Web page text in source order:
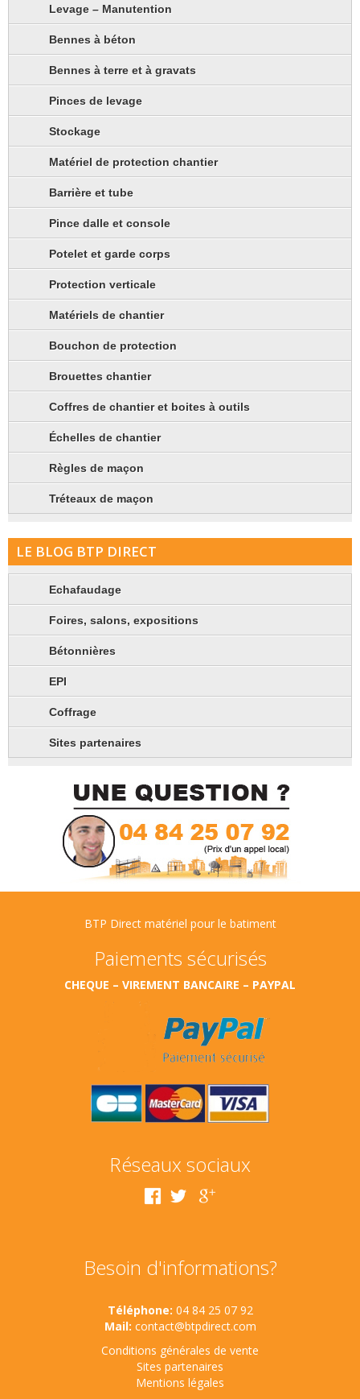
Levage – Manutention
Bennes à béton
Bennes à terre et à gravats
Pinces de levage
Stockage
Matériel de protection chantier
Barrière et tube
Pince dalle et console
Potelet et garde corps
Protection verticale
Matériels de chantier
Bouchon de protection
Brouettes chantier
Coffres de chantier et boites à outils
Échelles de chantier
Règles de maçon
Tréteaux de maçon
LE BLOG BTP DIRECT
Echafaudage
Foires, salons, expositions
Bétonnières
EPI
Coffrage
Sites partenaires
BTP Direct matériel pour le batiment
Paiements sécurisés
CHEQUE – VIREMENT BANCAIRE – PAYPAL
Réseaux sociaux
Besoin d'informations?
Téléphone: 04 84 25 07 92
Mail: contact@btpdirect.com
Conditions générales de vente
Sites partenaires
Mentions légales